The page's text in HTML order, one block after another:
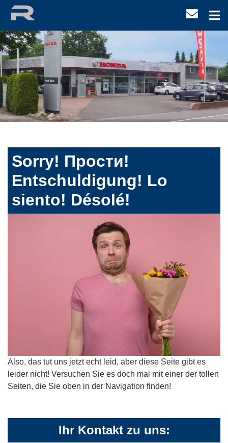
Sorry! Прости!
Entschuldigung! Lo
siento! Désolé!
Also, das tut uns jetzt echt leid, aber diese Seite gibt es
leider nicht! Versuchen Sie es doch mal mit einer der tollen
Seiten, die Sie oben in der Navigation finden!
Ihr Kontakt zu uns: